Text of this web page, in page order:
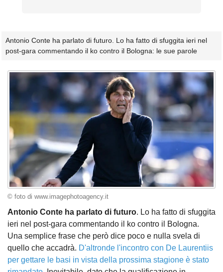
Antonio Conte ha parlato di futuro. Lo ha fatto di sfuggita ieri nel
post-gara commentando il ko contro il Bologna: le sue parole
© foto di www.imagephotoagency.it
Antonio Conte ha parlato di futuro. Lo ha fatto di sfuggita
ieri nel post-gara commentando il ko contro il Bologna.
Una semplice frase che però dice poco e nulla svela di
quello che accadrà. D'altronde l'incontro con De Laurentiis
per gettare le basi in vista della prossima stagione è stato